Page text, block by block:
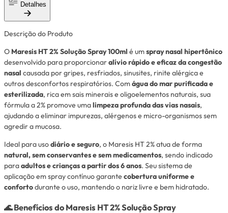
Detalhes
Descrição do Produto
O Maresis HT 2% Solução Spray 100ml é umspray nasal hipertônico
desenvolvido para proporcionaralívio rápido e eficaz da congestão
nasal causada por gripes, resfriados, sinusites, rinite alérgica e
outros desconfortos respiratórios. Comágua do mar purificada e
esterilizada, rica em sais minerais e oligoelementos naturais, sua
fórmula a 2% promove umalimpeza profunda das vias nasais,
ajudando a eliminar impurezas, alérgenos e micro-organismos sem
agredir a mucosa.
Ideal para usodiário e seguro, o Maresis HT 2% atua de forma
natural, sem conservantes e sem medicamentos, sendo indicado
paraadultos e crianças a partir dos 6 anos. Seu sistema de
aplicação em spray contínuo garante cobertura uniforme e
confortodurante o uso, mantendo o nariz livre e bem hidratado.
🌊Benefícios do Maresis HT 2% Solução Spray